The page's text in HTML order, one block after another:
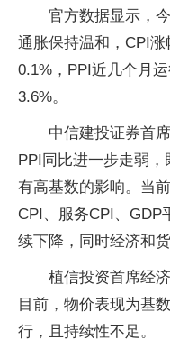
官方数据显示，
通胀保持温和，CPI
0.1%，PPI近几个月
3.6%。
中信建投证券首
PPI同比进一步走弱
有高基数的影响。当
CPI、服务CPI、GDP
续下降，同时经济和
植信投资首席经
目前，物价表现为基
行，且持续性不足。